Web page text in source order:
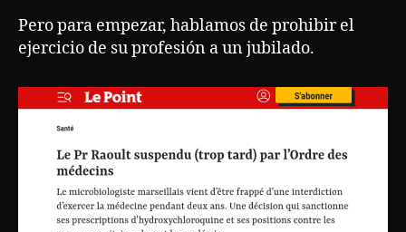
Pero para empezar, hablamos de prohibir el
ejercicio de su profesión a un jubilado.